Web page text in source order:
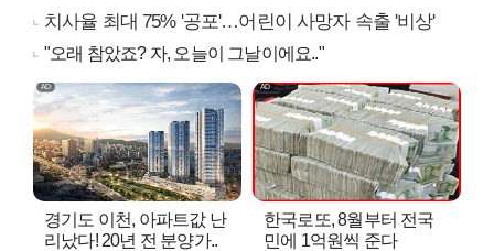
치사율 최대 75% '공포'…어린이 사망자 속출 '비상'
"오래 참았죠? 자, 오늘이 그날이에요.."
경기도 이천, 아파트값 난
리났다! 20년 전 분양가..
한국로또, 8월부터 전국
민에 1억원씩 준다